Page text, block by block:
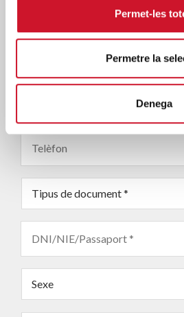
Permet-les
Permetre la
Denega
Telèfon
Tipus
CIF *
Sexe